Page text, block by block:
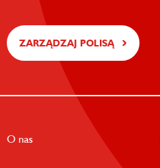
ZARZĄDZAJ POLISĄ
O nas